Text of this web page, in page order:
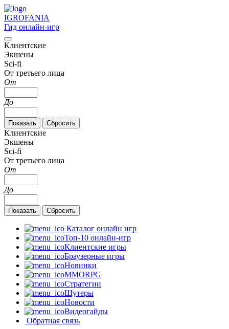
IGROFANIA
Гид онлайн-игр
Клиентские
Экшены
Sci-fi
От третьего лица
От
До
Клиентские
Экшены
Sci-fi
От третьего лица
От
До
Каталог онлайн игр
Топ-10 онлайн-игр
Клиентские игры
Браузерные игры
Новинки
MMORPG
Стратегии
Шутеры
Новости
Видеогайды
Обратная связь